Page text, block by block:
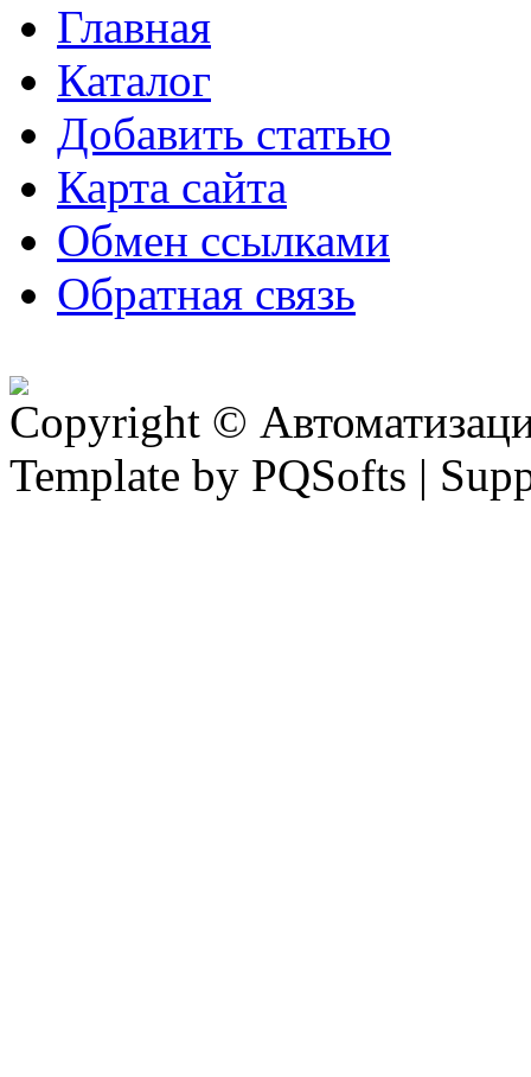
Главная
Каталог
Добавить статью
Карта сайта
Обмен ссылками
Обратная связь
Copyright ©
Template by PQSofts |